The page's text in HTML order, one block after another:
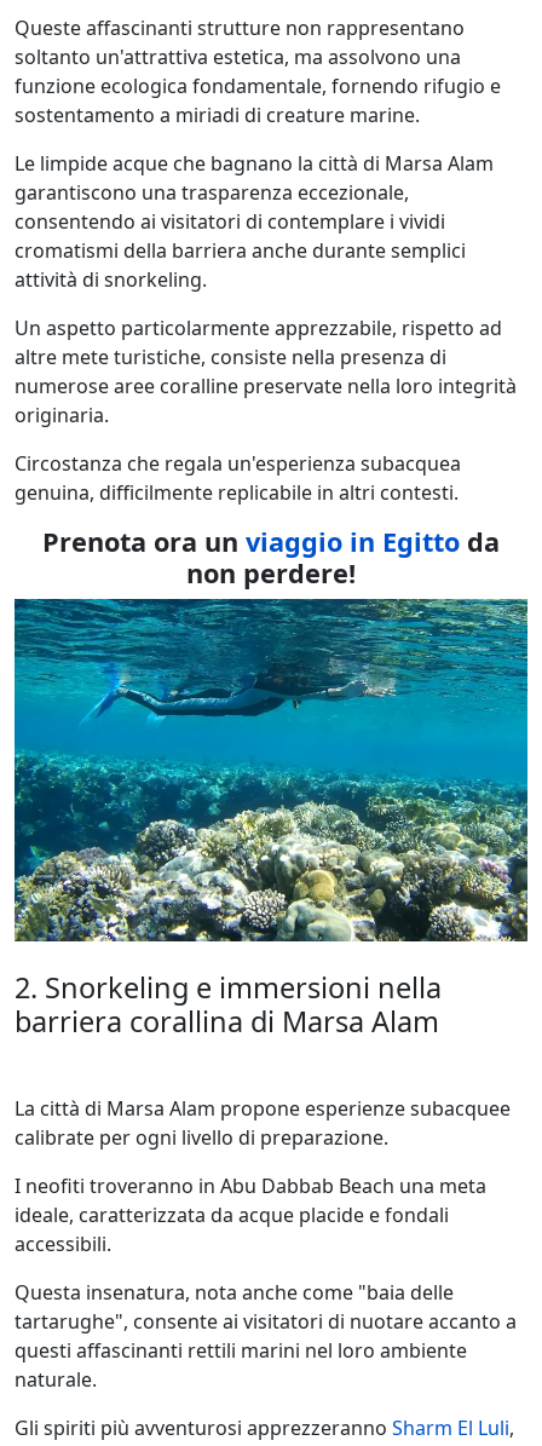
Queste affascinanti strutture non rappresentano
soltanto un'attrattiva estetica, ma assolvono una
funzione ecologica fondamentale, fornendo rifugio e
sostentamento a miriadi di creature marine.
Le limpide acque che bagnano la città di Marsa Alam
garantiscono una trasparenza eccezionale,
consentendo ai visitatori di contemplare i vividi
cromatismi della barriera anche durante semplici
attività di snorkeling.
Un aspetto particolarmente apprezzabile, rispetto ad
altre mete turistiche, consiste nella presenza di
numerose aree coralline preservate nella loro integrità
originaria.
Circostanza che regala un'esperienza subacquea
genuina, difficilmente replicabile in altri contesti.
Prenota ora un viaggio in Egitto da
non perdere!
2. Snorkeling e immersioni nella
barriera corallina di Marsa Alam
La città di Marsa Alam propone esperienze subacquee
calibrate per ogni livello di preparazione.
I neofiti troveranno in Abu Dabbab Beach una meta
ideale, caratterizzata da acque placide e fondali
accessibili.
Questa insenatura, nota anche come "baia delle
tartarughe", consente ai visitatori di nuotare accanto a
questi affascinanti rettili marini nel loro ambiente
naturale.
Gli spiriti più avventurosi apprezzeranno Sharm El Luli,